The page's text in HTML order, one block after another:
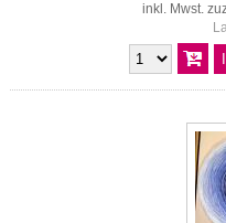
inkl. Mwst.